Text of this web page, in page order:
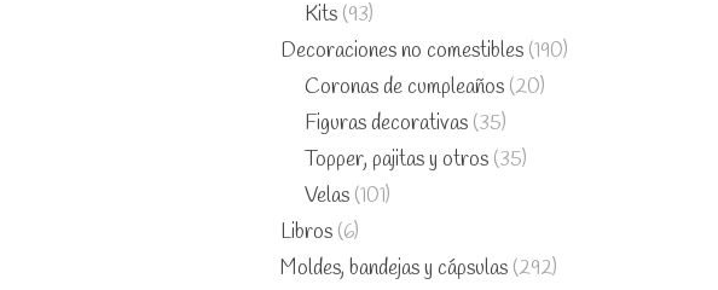
Kits (93)
Decoraciones no comestibles (190)
Coronas de cumpleaños (20)
Figuras decorativas (35)
Topper, pajitas y otros (35)
Velas (101)
Libros (6)
Moldes, bandejas y cápsulas (292)